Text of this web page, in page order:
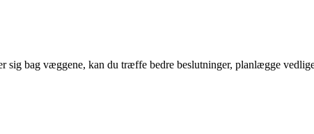
bag væggene, kan du træffe bedre beslutninger, planlægge